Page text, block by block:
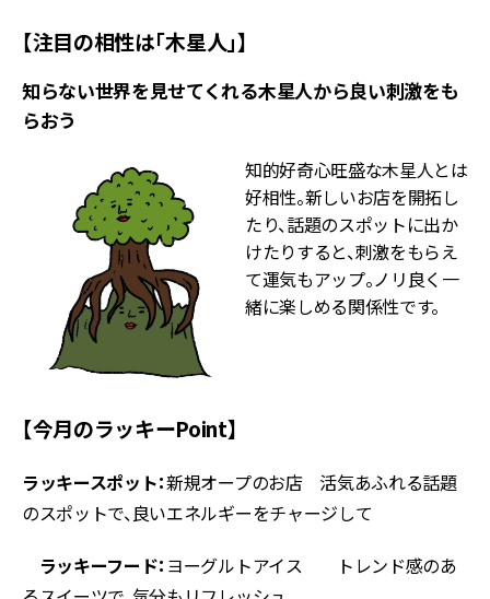
【注目の相性は「木星人」】
知らない世界を見せてくれる木星人から良い刺激をも
らおう
知的好奇心旺盛な木星人とは
好相性。新しいお店を開拓し
たり、話題のスポットに出か
けたりすると、刺激をもらえ
て運気もアップ。ノリ良く一
緒に楽しめる関係性です。
【今月のラッキーPoint】
ラッキースポット：新規オープのお店 活気あふれる話題
のスポットで、良いエネルギーをチャージして
ラッキーフード： ヨーグルトアイス トレンド感のあ